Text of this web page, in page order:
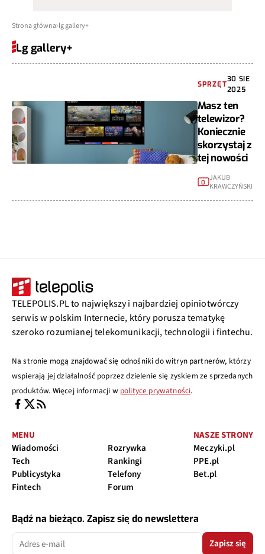
Strona główna lg gallery+
Lg gallery+
SPRZĘT
30 SIE
2025
Masz ten
telewizor?
Koniecznie
skorzystaj z
tej nowości
0 JAKUB
KRAWCZYŃSKI
TELEPOLIS.PL to największy i najbardziej opiniotwórczy
serwis w polskim Internecie, który porusza tematykę
szeroko rozumianej telekomunikacji, technologii i fintechu.
Na stronie mogą znajdować się odnośniki do witryn partnerów, którzy
wspierają jej działalność poprzez dzielenie się zyskiem ze sprzedanych
produktów. Więcej informacji w polityce prywatności.
MENU
Wiadomości
Tech
Publicystyka
Fintech
Rozrywka
Rankingi
Telefony
Forum
NASZE STRONY
Meczyki.pl
PPE.pl
Bet.pl
Bądź na bieżąco. Zapisz się do newslettera
Zapisz się